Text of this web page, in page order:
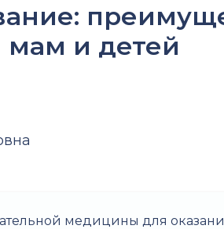
и детей
медицины для